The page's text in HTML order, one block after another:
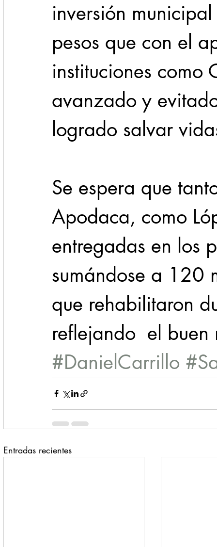
inversión
pesos que con el
instituciones
avanzado y
logrado salvar
Se espera que
Apodaca, como
entregadas en los
sumándose a 120
que rehabilitaron
reflejando  el
#DanielCarrillo
Entradas recientes